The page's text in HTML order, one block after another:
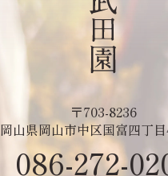
〒703-8236
岡山県岡山市中区国富四丁
086-272-